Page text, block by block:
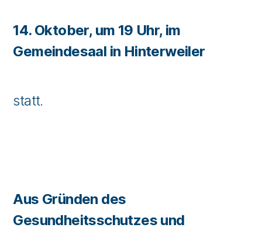
14. Oktober, um 19 Uhr, im
Gemeindesaal in Hinterweiler
statt.
Aus Gründen des
Gesundheitsschutzes und